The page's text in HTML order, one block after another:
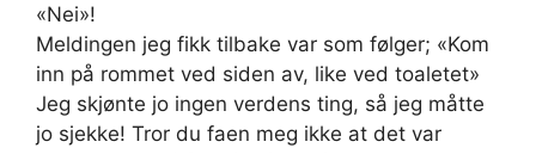
«Nei»!
Meldingen jeg fikk tilbake var som følger; «Kom
inn på rommet ved siden av, like ved toaletet»
Jeg skjønte jo ingen verdens ting, så jeg måtte
jo sjekke! Tror du faen meg ikke at det var